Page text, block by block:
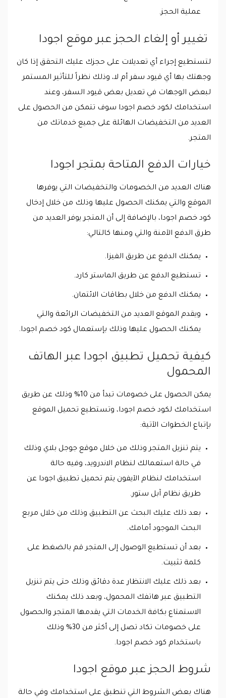
عملية الحجز.
تغيير أو إلغاء الحجز عبر موقع اجودا
لتستطيع إجراء أي تعديلات على حجزك عليك التحقق إذا كان
وجهتك بها أي قيود سفر أم لا، وذلك نظراً للتأثير المستمر
لبعض الوجهات في تعديل بعض قيود السفر، وعند
استخدامك لكود خصم اجودا سوف تتمكن من الحصول على
العديد من التخفيضات الهائلة على جميع خدماتك من
المتجر.
خيارات الدفع المتاحة بمتجر اجودا
هناك العديد من الخصومات والتخفيضات التي يوفرها
الموقع والتي يمكنك الحصول عليها وذلك من خلال إدخال
كود خصم اجودا، بالإضافة إلى أن المتجر يوفر العديد من
طرق الدفع الآمنة والتي ومنها كالتالي:
يمكنك الدفع عن طريق الفيزا.
تستطيع الدفع عن طريق الماستر كارد.
يمكنك الدفع من خلال بطاقات الائتمان.
ويقدم الموقع العديد من التخفيضات الرائعة والتي
يمكنك الحصول عليها وذلك بإستعمال كود خصم اجودا.
كيفية تحميل تطبيق اجودا عبر الهاتف
المحمول
يمكن الحصول على خصومات تبدأ من 10% وذلك عن طريق
استخدامك لكود خصم اجودا، وتستطيع تحميل الموقع
بإتباع الخطوات الآتية:
يتم تنزيل المتجر وذلك من خلال موقع جوجل بلاي وذلك
في حالة استعمالك لنظام الاندرويد، وفيه حالة
استخدامك لنظام الآيفون يتم تحميل تطبيق اجودا عن
طريق نظام آبل ستور.
بعد ذلك عليك البحث عن التطبيق وذلك من خلال مربع
البحث الموجود أمامك.
بعد أن تستطيع الوصول إلى المتجر قم بالضغط على
كلمة تثبيت.
بعد ذلك عليك الانتظار عدة دقائق وذلك حتى يتم تنزيل
التطبيق عبر هاتفك المحمول، وبعد ذلك يمكنك
الاستمتاع بكافة الخدمات التي يقدمها المتجر والحصول
على خصومات تكاد تصل إلى أكثر من 30% وذلك
باستخدام كود خصم اجودا.
شروط الحجز عبر موقع اجودا
هناك بعض الشروط التي تنطبق على استخدامك وفي حالة